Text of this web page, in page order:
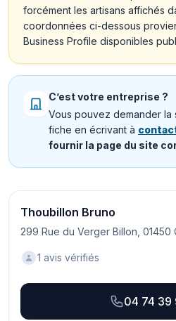
forcément les artisans affichés
coordonnées ci-dessous
Business Profile disponibles
C’est votre entreprise ?
Vous pouvez demander
fiche en écrivant à
fournir la page du site
Thoubillon Bruno
299 Rue du Verger Billon, 01450
1 avis vérifiés
04 74 39